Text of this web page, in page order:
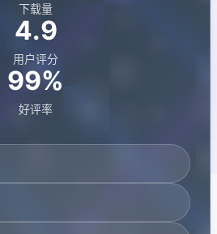
下载量
4.9
用户评分
99%
好评率